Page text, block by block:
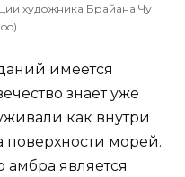
художника Брайана Чу
имеется
знает уже
как внутри
поверхности морей.
амбра является